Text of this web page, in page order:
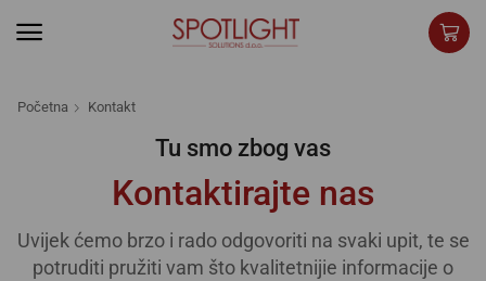
Početna Kontakt
Tu smo zbog vas
Kontaktirajte nas
Uvijek ćemo brzo i rado odgovoriti na svaki upit, te se
potruditi pružiti vam što kvalitetnijie informacije o